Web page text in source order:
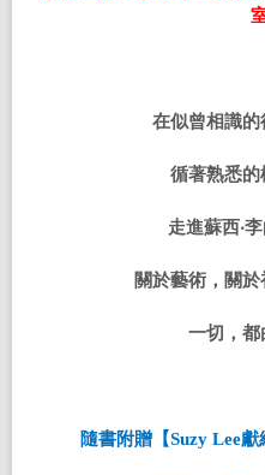
在似曾相識的
循著熟悉的
走進蘇西‧
關於藝術，關於
一切，都
隨書附贈【Suzy Lee獻